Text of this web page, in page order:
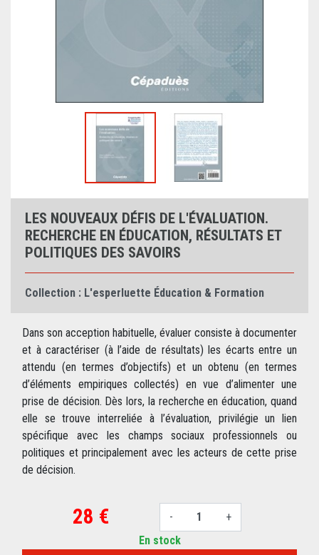
LES NOUVEAUX DÉFIS DE L'ÉVALUATION.
RECHERCHE EN ÉDUCATION, RÉSULTATS ET
POLITIQUES DES SAVOIRS
Collection : L'esperluette Éducation & Formation
Dans son acception habituelle, évaluer consiste à documenter
et à caractériser (à l’aide de résultats) les écarts entre un
attendu (en termes d’objectifs) et un obtenu (en termes
d’éléments empiriques collectés) en vue d’alimenter une
prise de décision. Dès lors, la recherche en éducation, quand
elle se trouve interreliée à l’évaluation, privilégie un lien
spécifique avec les champs sociaux professionnels ou
politiques et principalement avec les acteurs de cette prise
de décision.
28 € - +
En stock